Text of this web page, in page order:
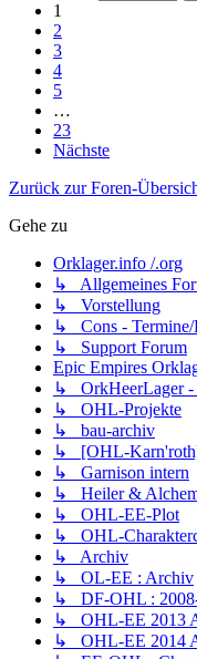
1
2
3
4
5
…
23
Nächste
Zurück zur Foren-
Gehe zu
Orklager.info /.org
↳ Allgemeines
↳ Vorstellung
↳ Cons - Termine/
↳ Support Forum
Epic Empires
↳ OrkHeerLager -
↳ OHL-Projekte
↳ bau-archiv
↳ [OHL-
↳ Garnison intern
↳ Heiler &
↳ OHL-EE-Plot
↳ OHL-
↳ Archiv
↳ OL-EE : Archiv
↳ DF-OHL :
↳ OHL-EE 2013
↳ OHL-EE 2014